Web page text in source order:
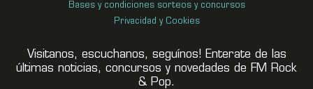
Bases y condiciones sorteos y concursos
Privacidad y Cookies
Visitanos, escuchanos, seguínos! Enterate de las
últimas noticias, concursos y novedades de FM Rock
& Pop.